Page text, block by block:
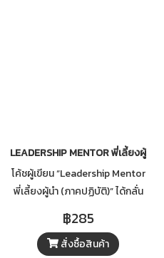
ร บัวบาน
LEADERSHIP MENTOR พี่เลี้ยงผู้น
โค้ชผู้เขียน “Leadership Mentor
พี่เลี้ยงผู้นำ (ภาคปฏิบัติ)” ได้กลั่น
กรองประสบการณ์จริง และนำ
เสนอเนื้อหาในแบบที่เรียบง่าย แต่
เปี่ยมด้วยพลัง ทั้งการพัฒนาทักษะ
฿285
สั่งซื้อสินค้า